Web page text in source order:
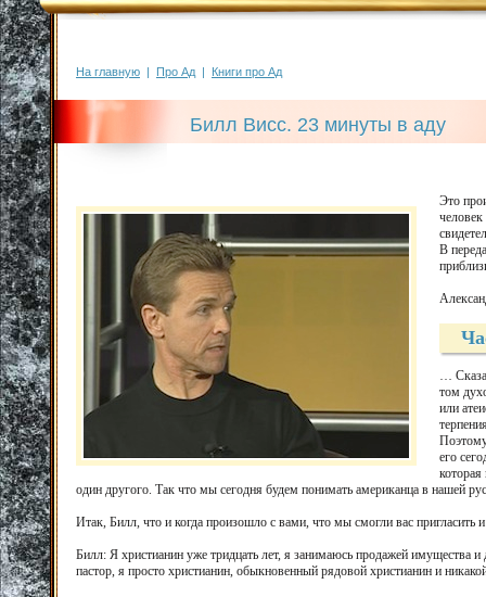
На главную | Про Ад | Книги про Ад
Билл Висс. 23 минуты в аду
Это
В
…
том
или
его
один другого. Так что мы сегодня будем понимать американца в нашей
Итак, Билл, что и когда произошло с вами, что мы смогли вас пригласить
Билл: Я христианин уже тридцать лет, я занимаюсь продажей
пастор, я просто христианин, обыкновенный рядовой христианин и